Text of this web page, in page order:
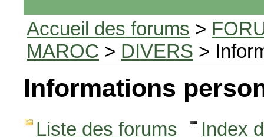
Accueil des forums >
MAROC > DIVERS >
Informations
Liste des forums Index